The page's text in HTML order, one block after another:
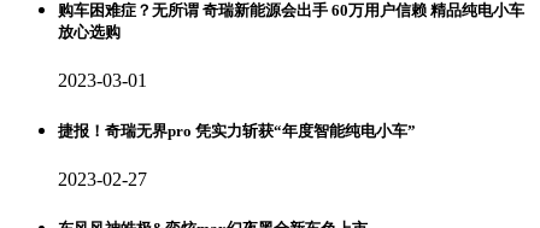
购车困难症？无所谓 奇瑞新能源会出手 60万用户信赖 精品纯电小车
放心选购
2023-03-01
捷报！奇瑞无界pro 凭实力斩获“年度智能纯电小车”
2023-02-27